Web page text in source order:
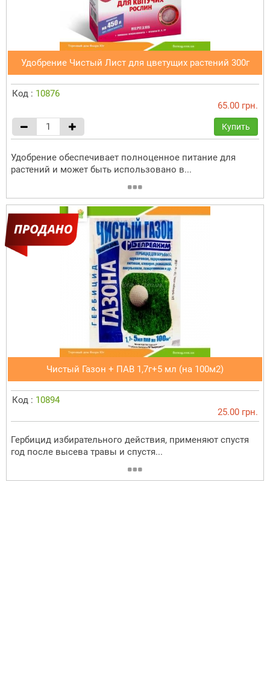
Удобрение Чистый Лист для цветущих растений 300г
Код : 10876
65.00 грн.
Купить
Удобрение обеспечивает полноценное питание для
растений и может быть использовано в...
Чистый Газон + ПАВ 1,7г+5 мл (на 100м2)
Код : 10894
25.00 грн.
Гербицид избирательного действия, применяют спустя
год после высева травы и спустя...